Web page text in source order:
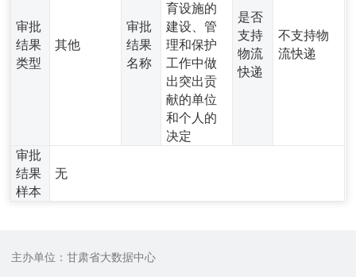
审批
结果
类型
其他
审批
结果
名称
育设施的
建设、管
理和保护
工作中做
出突出贡
献的单位
和个人的
决定
是否
支持
物流
快递
不支持物
流快递
审批
结果
样本
无
主办单位：甘肃省大数据中心